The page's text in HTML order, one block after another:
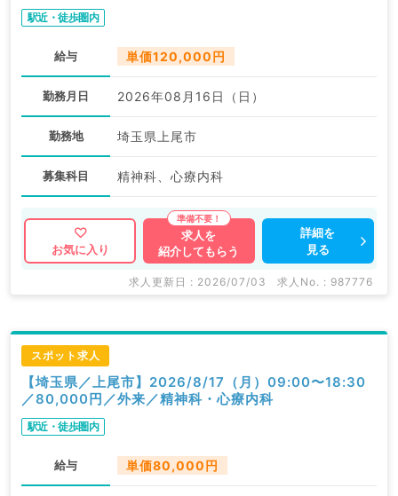
駅近・徒歩圏内
給与 単価120,000円
勤務月日 2026年08月16日（日）
勤務地 埼玉県上尾市
募集科目 精神科、心療内科
お気に入り
求人を
紹介してもらう
詳細を
見る
求人更新日 : 2026/07/03 求人No. : 987776
スポット求人
【埼玉県／上尾市】2026/8/17（月）09:00〜18:30
／80,000円／外来／精神科・心療内科
駅近・徒歩圏内
給与 単価80,000円